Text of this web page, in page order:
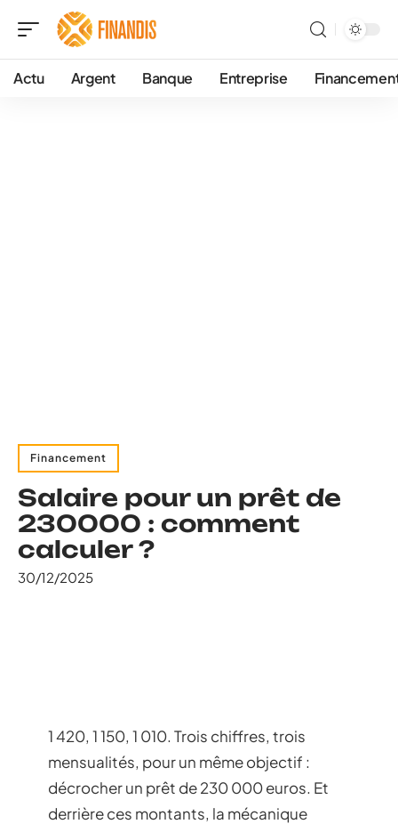
Actu Argent Banque Entreprise
Financement
Salaire pour un prêt de
230000 : comment
calculer ?
30/12/2025
1 420, 1 150, 1 010. Trois chiffres, trois
mensualités, pour un même objectif :
décrocher un prêt de 230 000 euros. Et
derrière ces montants, la mécanique